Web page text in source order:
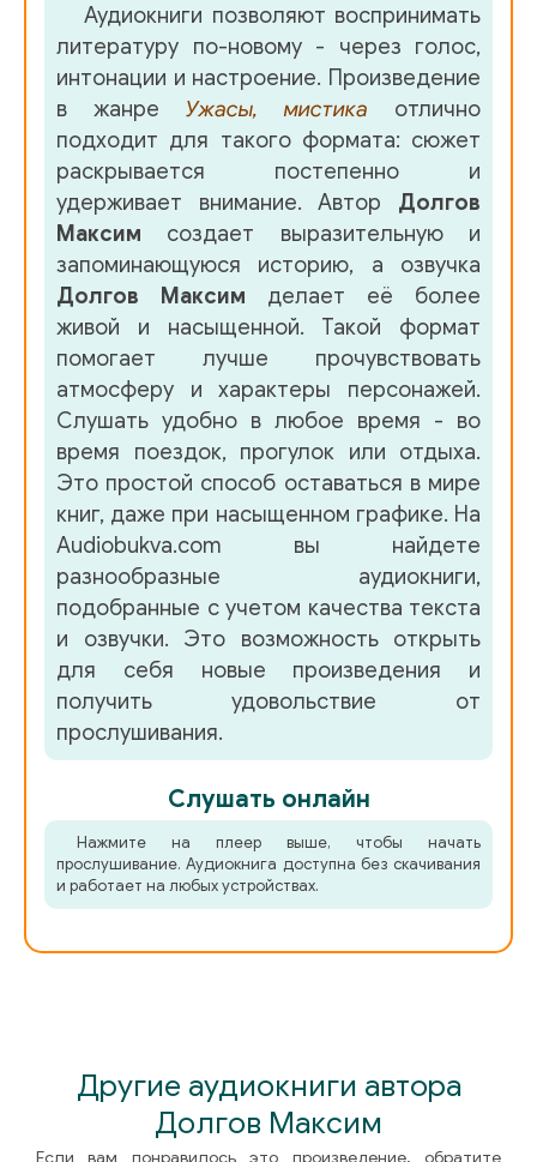
Аудиокниги позволяют воспринимать
литературу по-новому - через голос,
интонации и настроение. Произведение
в жанре Ужасы, мистика отлично
подходит для такого формата: сюжет
раскрывается постепенно и
удерживает внимание. Автор Долгов
Максим создает выразительную и
запоминающуюся историю, а озвучка
Долгов Максим делает её более
живой и насыщенной. Такой формат
помогает лучше прочувствовать
атмосферу и характеры персонажей.
Слушать удобно в любое время - во
время поездок, прогулок или отдыха.
Это простой способ оставаться в мире
книг, даже при насыщенном графике. На
Audiobukva.com вы найдете
разнообразные аудиокниги,
подобранные с учетом качества текста
и озвучки. Это возможность открыть
для себя новые произведения и
получить удовольствие от
прослушивания.
Слушать онлайн
Нажмите на плеер выше, чтобы начать
прослушивание. Аудиокнига доступна без скачивания
и работает на любых устройствах.
Другие аудиокниги автора
Долгов Максим
Если вам понравилось это произведение, обратите